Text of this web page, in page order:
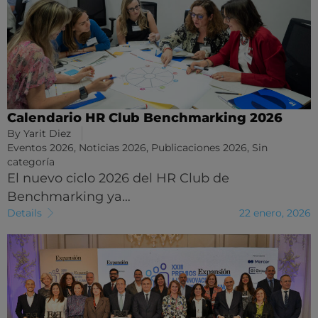
Calendario HR Club Benchmarking 2026
By Yarit Diez
Eventos 2026, Noticias 2026, Publicaciones 2026, Sin
categoría
El nuevo ciclo 2026 del HR Club de
Benchmarking ya…
Details 22 enero, 2026